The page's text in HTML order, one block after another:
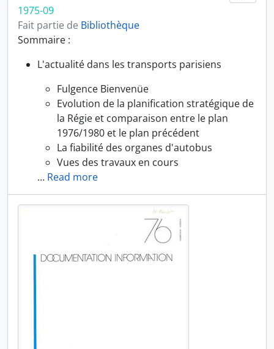
1975-09
Fait partie de Bibliothèque
Sommaire :
L'actualité dans les transports parisiens
Fulgence Bienvenüe
Evolution de la planification stratégique de
la Régie et comparaison entre le plan
1976/1980 et le plan précédent
La fiabilité des organes d'autobus
Vues des travaux en cours
… Read more